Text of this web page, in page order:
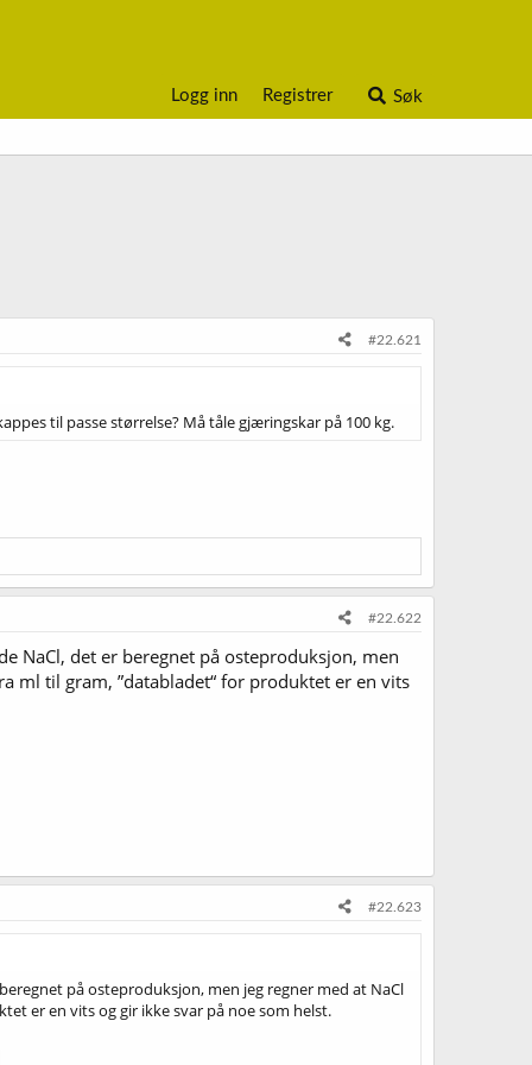
Logg inn Registrer Søk
#22.621
til passe størrelse? Må tåle gjæringskar på 100 kg.
#22.622
NaCl, det er beregnet på osteproduksjon, men
ml til gram, ”databladet“ for produktet er en vits
#22.623
på osteproduksjon, men jeg regner med at NaCl
er en vits og gir ikke svar på noe som helst.